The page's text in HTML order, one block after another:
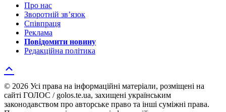
Про нас
Зворотній зв’язок
Співпраця
Реклама
Повідомити новину
Редакційна політика
© 2026 Усі права на інформаційні матеріали, розміщені на
сайті ГОЛОС / golos.te.ua, захищені українським
законодавством про авторське право та інші суміжні права.